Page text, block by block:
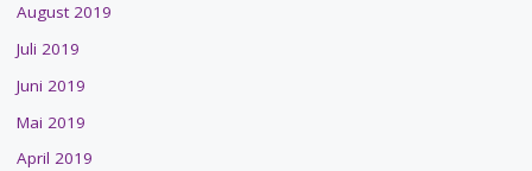
August 2019
Juli 2019
Juni 2019
Mai 2019
April 2019